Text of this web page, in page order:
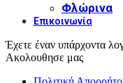
Φλώρινα
Επικοινωνία
Έχετε έναν υπάρχοντα
Ακολουθησε μας